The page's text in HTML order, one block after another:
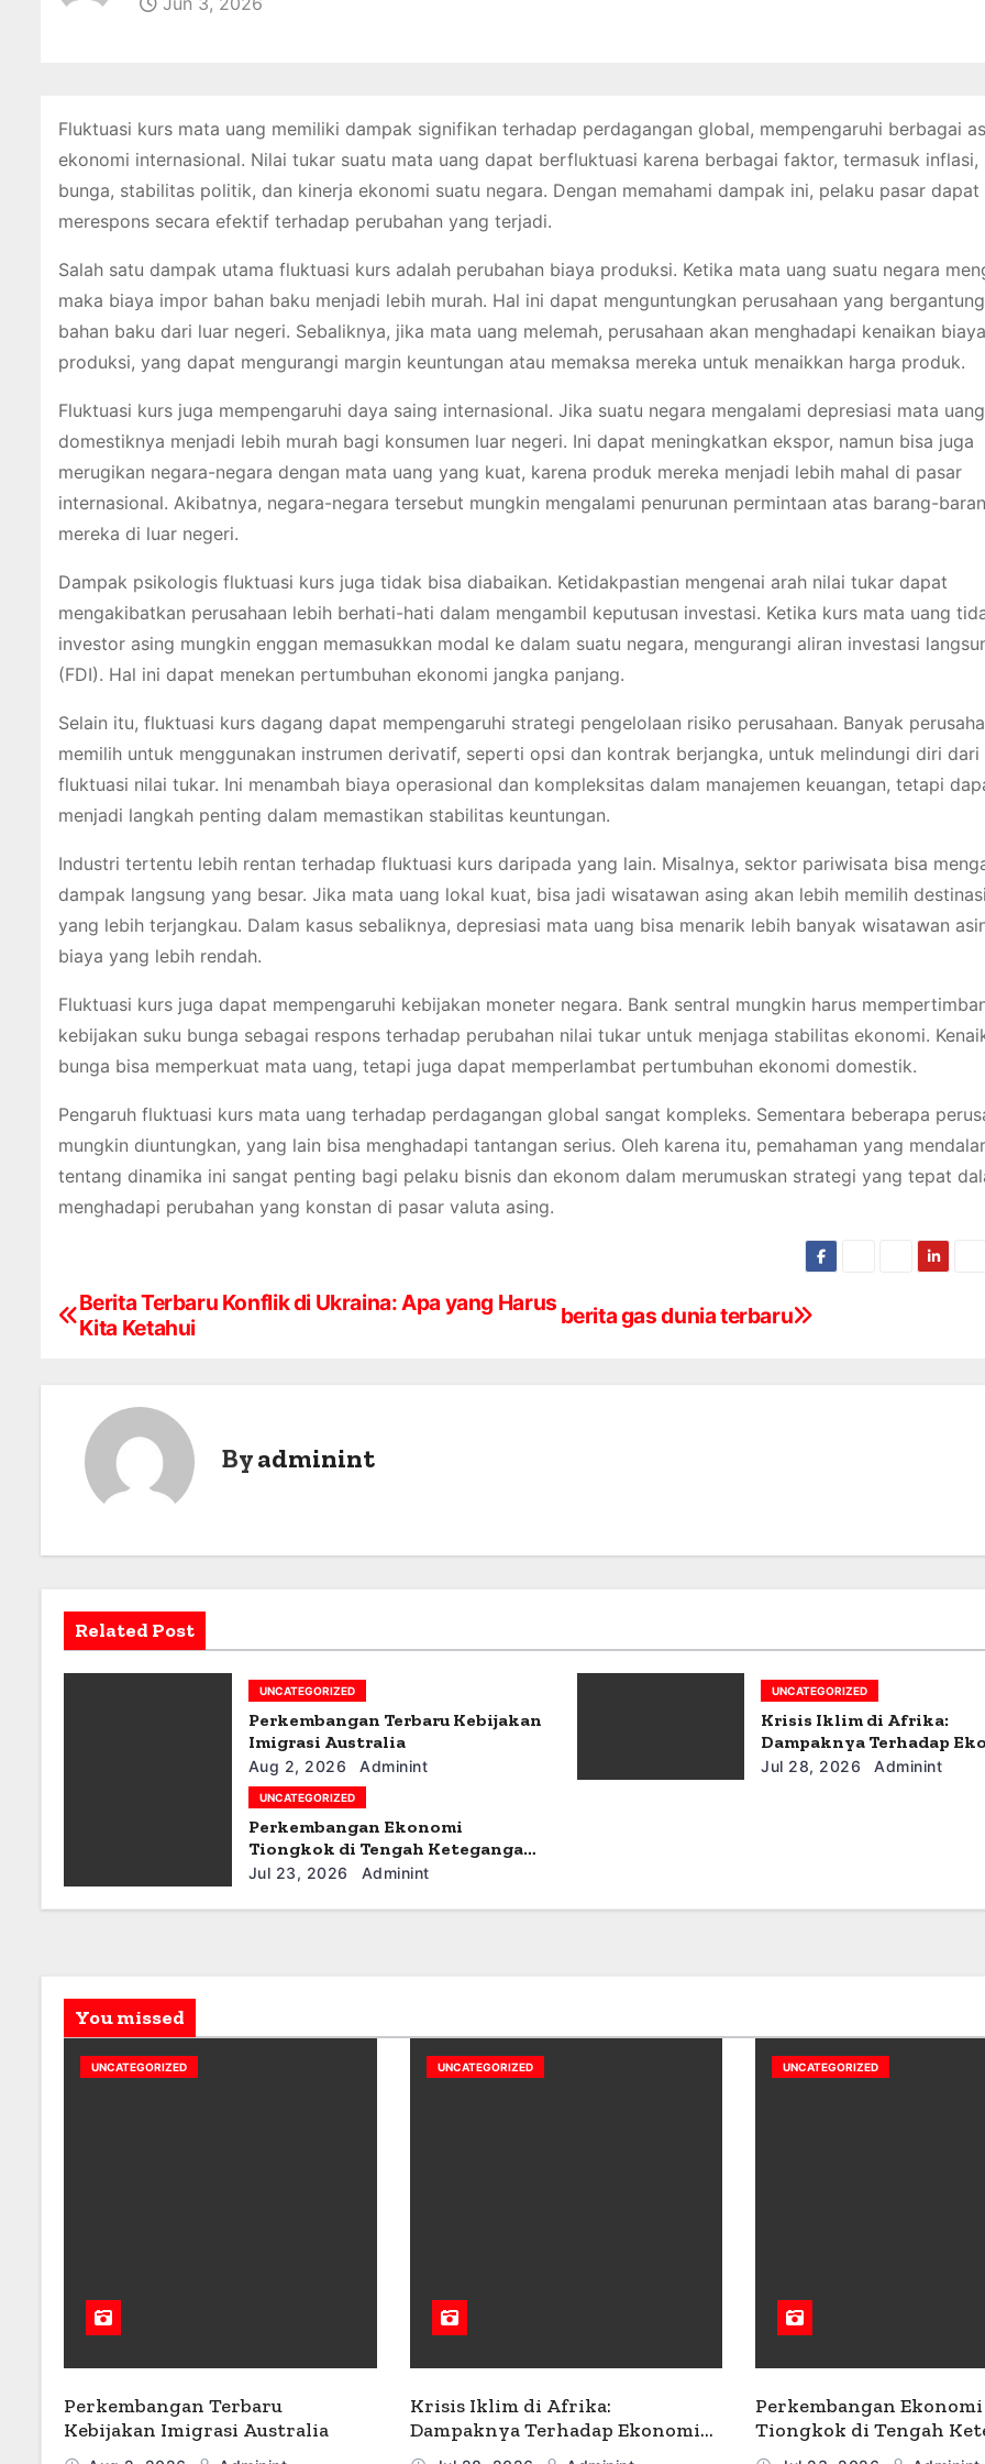
Fluktuasi kurs mata uang memiliki dampak signifikan terhadap perdagangan global, mempengaruhi berbagai
ekonomi internasional. Nilai tukar suatu mata uang dapat berfluktuasi karena berbagai faktor, termasuk inflasi,
bunga, stabilitas politik, dan kinerja ekonomi suatu negara. Dengan memahami dampak ini, pelaku pasar dapat
merespons secara efektif terhadap perubahan yang terjadi.
Salah satu dampak utama fluktuasi kurs adalah perubahan biaya produksi. Ketika mata uang suatu negara
maka biaya impor bahan baku menjadi lebih murah. Hal ini dapat menguntungkan perusahaan yang
bahan baku dari luar negeri. Sebaliknya, jika mata uang melemah, perusahaan akan menghadapi kenaikan biaya
produksi, yang dapat mengurangi margin keuntungan atau memaksa mereka untuk menaikkan harga produk.
Fluktuasi kurs juga mempengaruhi daya saing internasional. Jika suatu negara mengalami depresiasi mata
domestiknya menjadi lebih murah bagi konsumen luar negeri. Ini dapat meningkatkan ekspor, namun bisa juga
merugikan negara-negara dengan mata uang yang kuat, karena produk mereka menjadi lebih mahal di pasar
internasional. Akibatnya, negara-negara tersebut mungkin mengalami penurunan permintaan atas barang-
mereka di luar negeri.
Dampak psikologis fluktuasi kurs juga tidak bisa diabaikan. Ketidakpastian mengenai arah nilai tukar dapat
mengakibatkan perusahaan lebih berhati-hati dalam mengambil keputusan investasi. Ketika kurs mata uang
investor asing mungkin enggan memasukkan modal ke dalam suatu negara, mengurangi aliran investasi
(FDI). Hal ini dapat menekan pertumbuhan ekonomi jangka panjang.
Selain itu, fluktuasi kurs dagang dapat mempengaruhi strategi pengelolaan risiko perusahaan. Banyak
memilih untuk menggunakan instrumen derivatif, seperti opsi dan kontrak berjangka, untuk melindungi diri dari
fluktuasi nilai tukar. Ini menambah biaya operasional dan kompleksitas dalam manajemen keuangan, tetapi
menjadi langkah penting dalam memastikan stabilitas keuntungan.
Industri tertentu lebih rentan terhadap fluktuasi kurs daripada yang lain. Misalnya, sektor pariwisata bisa
dampak langsung yang besar. Jika mata uang lokal kuat, bisa jadi wisatawan asing akan lebih memilih
yang lebih terjangkau. Dalam kasus sebaliknya, depresiasi mata uang bisa menarik lebih banyak wisatawan
biaya yang lebih rendah.
Fluktuasi kurs juga dapat mempengaruhi kebijakan moneter negara. Bank sentral mungkin harus
kebijakan suku bunga sebagai respons terhadap perubahan nilai tukar untuk menjaga stabilitas ekonomi.
bunga bisa memperkuat mata uang, tetapi juga dapat memperlambat pertumbuhan ekonomi domestik.
Pengaruh fluktuasi kurs mata uang terhadap perdagangan global sangat kompleks. Sementara beberapa
mungkin diuntungkan, yang lain bisa menghadapi tantangan serius. Oleh karena itu, pemahaman yang
tentang dinamika ini sangat penting bagi pelaku bisnis dan ekonom dalam merumuskan strategi yang tepat
menghadapi perubahan yang konstan di pasar valuta asing.
P
i
g
n
berita gas dunia terbaru
Berita Terbaru Konflik di Ukraina: Apa yang Harus
Kita Ketahui
Byadminint
Related Post
UNCATEGORIZED
Perkembangan Terbaru Kebijakan
Imigrasi Australia
Aug 2, 2026 Adminint
UNCATEGORIZED
Krisis Iklim di Afrika:
Dampaknya Terhadap
dan Masyarakat
Jul 28, 2026 Adminint
UNCATEGORIZED
Perkembangan Ekonomi
Tiongkok di Tengah Ketegangan
Geopolitik
Jul 23, 2026 Adminint
You missed
UNCATEGORIZED
Perkembangan Terbaru
Kebijakan Imigrasi Australia
UNCATEGORIZED
Krisis Iklim di Afrika:
Dampaknya Terhadap Ekonomi
dan Masyarakat
UNCATEGORIZED
Perkembangan Ekonomi
Tiongkok di Tengah
Geopolitik